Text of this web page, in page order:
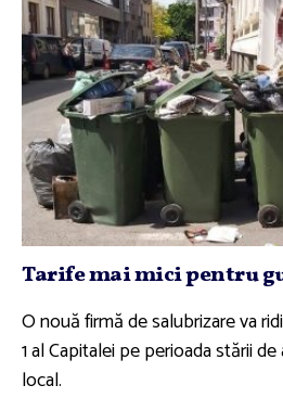
Tarife mai mici pentru
O nouă firmă de salubrizare va
1 al Capitalei pe perioada stării
local.